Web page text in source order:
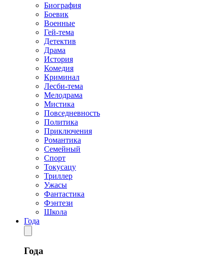
Биография
Боевик
Военные
Гей-тема
Детектив
Драма
История
Комедия
Криминал
Лесби-тема
Мелодрама
Мистика
Повседневность
Политика
Приключения
Романтика
Семейный
Спорт
Токусацу
Триллер
Ужасы
Фантастика
Фэнтези
Школа
Года
Года